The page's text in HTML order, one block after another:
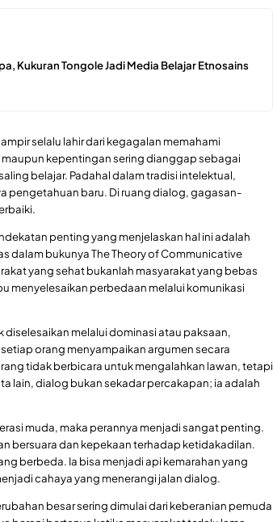
Kukuran Tongole Jadi Media Belajar Etnosains
selalu lahir dari kegagalan memahami
kepentingan sering dianggap sebagai
belajar. Padahal dalam tradisi intelektual,
pengetahuan baru. Di ruang dialog, gagasan-
penting yang menjelaskan hal ini adalah
dalam bukunya The Theory of Communicative
yang sehat bukanlah masyarakat yang bebas
menyelesaikan perbedaan melalui komunikasi
diselesaikan melalui dominasi atau paksaan,
orang menyampaikan argumen secara
tidak berbicara untuk mengalahkan lawan, tetapi
lain, dialog bukan sekadar percakapan; ia adalah
muda, maka perannya menjadi sangat penting.
bersuara dan kepekaan terhadap ketidakadilan.
berbeda. Ia bisa menjadi api kemarahan yang
cahaya yang menerangi jalan dialog.
besar sering dimulai dari keberanian pemuda